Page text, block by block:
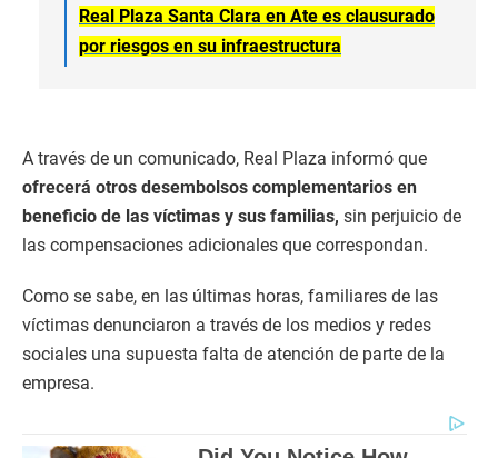
Real Plaza Santa Clara en Ate es clausurado
por riesgos en su infraestructura
A través de un comunicado, Real Plaza informó que
ofrecerá otros desembolsos complementarios en
beneficio de las víctimas y sus familias, sin perjuicio de
las compensaciones adicionales que correspondan.
Como se sabe, en las últimas horas, familiares de las
víctimas denunciaron a través de los medios y redes
sociales una supuesta falta de atención de parte de la
empresa.